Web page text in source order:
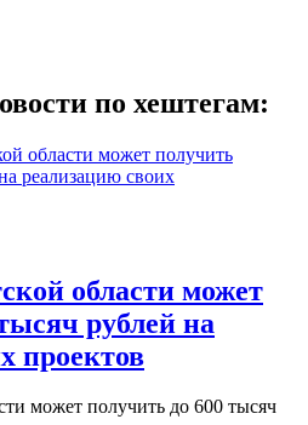
по хештегам:
области может
рублей на
проектов
может получить до 600 тысяч